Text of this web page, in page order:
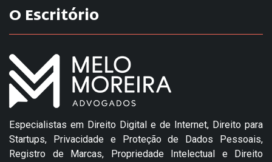
O Escritório
Especialistas em Direito Digital e de Internet, Direito para
Startups, Privacidade e Proteção de Dados Pessoais,
Registro de Marcas, Propriedade Intelectual e Direito